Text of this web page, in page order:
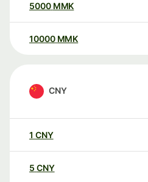
5000 MMK
10000 MMK
CNY
1 CNY
5 CNY